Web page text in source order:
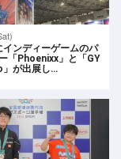
ンディーゲームのパ
「Phoenixx」と「GY
が出展し…